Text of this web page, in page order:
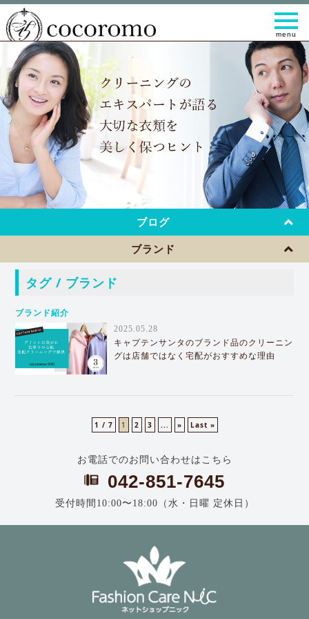
t
o
g
g
l
e
n
a
v
i
g
a
t
i
o
n
ブログ
ブランド
タグ / ブランド
ブランド紹介
2025.05.28
キャプテンサンタのブランド品のクリーニン
グは店舗ではなく宅配がおすすめな理由
1 / 7 1 2 3 ... » Last »
お電話でのお問い合わせはこちら
042-851-7645
受付時間10:00〜18:00（水・日曜 定休日）